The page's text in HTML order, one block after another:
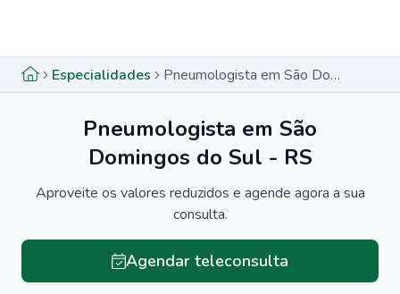
Especialidades Pneumologista em São Domingos do Sul - RS
Pneumologista em São
Domingos do Sul - RS
Aproveite os valores reduzidos e agende agora a sua
consulta.
Agendar teleconsulta